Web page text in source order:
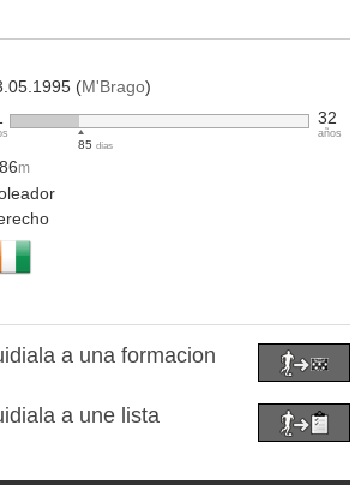
(M'Brago)
85 días
32
años
m
a una formacion
a une lista